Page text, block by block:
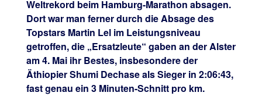
Weltrekord beim Hamburg-Marathon absagen.
Dort war man ferner durch die Absage des
Topstars Martin Lel im Leistungsniveau
getroffen, die „Ersatzleute“ gaben an der Alster
am 4. Mai ihr Bestes, insbesondere der
Äthiopier Shumi Dechase als Sieger in 2:06:43,
fast genau ein 3 Minuten-Schnitt pro km.